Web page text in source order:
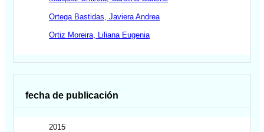
Ortega Bastidas, Javiera Andrea
Ortiz Moreira, Liliana Eugenia
fecha de publicación
2015